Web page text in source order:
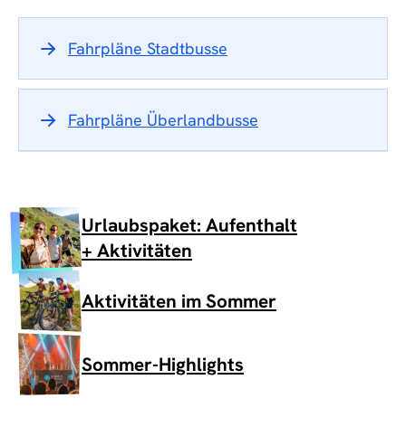
Fahrpläne Stadtbusse
Fahrpläne Überlandbusse
Urlaubspaket: Aufenthalt
+ Aktivitäten
Aktivitäten im Sommer
Sommer-Highlights